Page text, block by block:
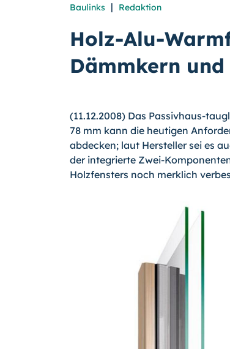
Baulinks | Redaktion
Holz-Alu-
Dämmkern und
(11.12.2008) Das Passivhaus-
78 mm kann die heutigen
abdecken; laut Hersteller sei es
der integrierte Zwei-
Holzfensters noch merklich